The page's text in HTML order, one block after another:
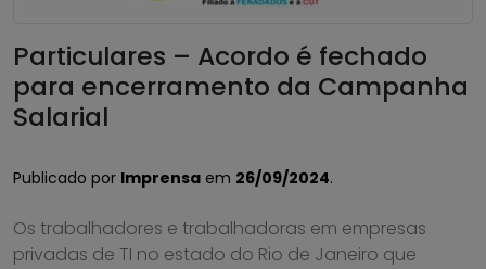
Particulares – Acordo é fechado
para encerramento da Campanha
Salarial
Publicado por Imprensa em 26/09/2024.
Os trabalhadores e trabalhadoras em empresas
privadas de TI no estado do Rio de Janeiro que